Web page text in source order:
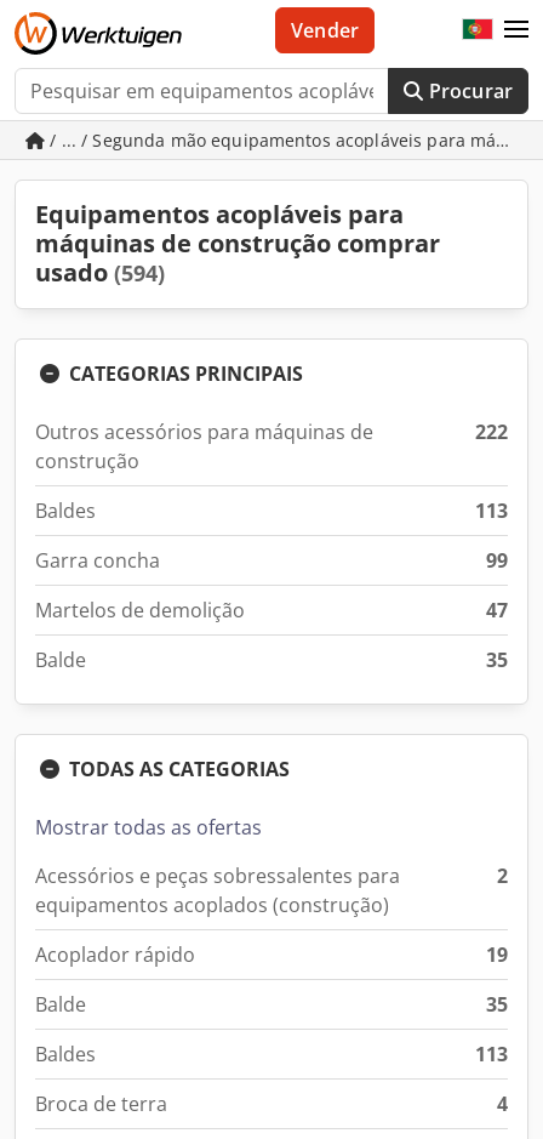
Procurar
Vender
/ ... / Segunda mão equipamentos acopláveis para
Equipamentos acopláveis para
máquinas de construção comprar
usado (594)
CATEGORIAS PRINCIPAIS
Outros acessórios para máquinas de
construção
222
Baldes
113
Garra concha
99
Martelos de demolição
47
Balde
35
TODAS AS CATEGORIAS
Mostrar todas as ofertas
Acessórios e peças sobressalentes para
equipamentos acoplados (construção)
2
Acoplador rápido
19
Balde
35
Baldes
113
Broca de terra
4